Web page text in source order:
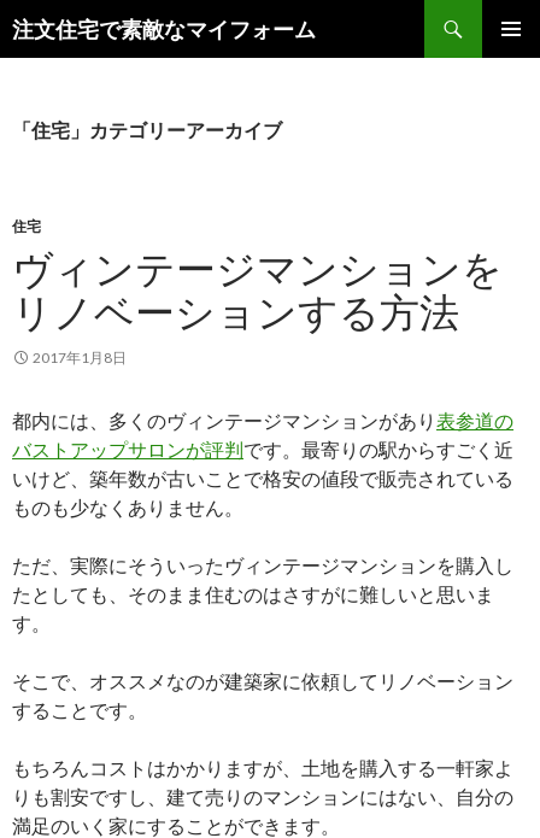
注文住宅で素敵なマイフォーム
検
索
ン
キ
プ
「住宅」カテゴリーアーカイブ
住宅
ヴィンテージマンションを
リノベーションする方法
2017年1月8日
都内には、多くのヴィンテージマンションがあり 表参道の
バストアップサロンが評判です。最寄りの駅からすごく近
いけど、築年数が古いことで格安の値段で販売されている
ものも少なくありません。
ただ、実際にそういったヴィンテージマンションを購入し
たとしても、そのまま住むのはさすがに難しいと思いま
す。
そこで、オススメなのが建築家に依頼してリノベーション
することです。
もちろんコストはかかりますが、土地を購入する一軒家よ
りも割安ですし、建て売りのマンションにはない、自分の
満足のいく家にすることができます。